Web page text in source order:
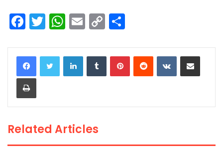
F
a
c
e
b
o
k
T
w
itt
er
W
h
a
ts
p
E
m
ai
C
o
p
n
ar
LinkedInTumblrPinterestReddit VKontakteShare via Email
Print
Related Articles